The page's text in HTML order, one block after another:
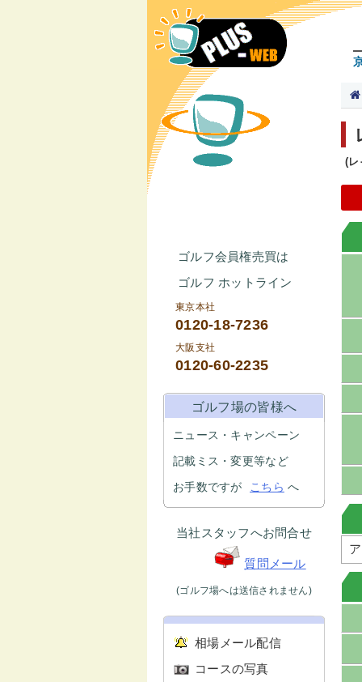
ゴルフ会員権売買は
ゴルフ ホットライン
東京本社
0120-18-7236
大阪支社
0120-60-2235
ゴルフ場の皆様へ
ニュース・キャンペーン
記載ミス・変更等など
お手数ですが
こちら へ
当社スタッフへお問合せ
質問メール
(ゴルフ場へは送信されません)
相場メール配信
コースの写真
(レ